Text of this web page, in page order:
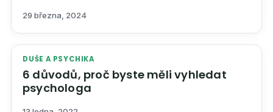
29 března, 2024
DUŠE A PSYCHIKA
6 důvodů, proč byste měli vyhledat
psychologa